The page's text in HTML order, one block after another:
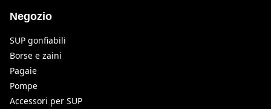
Negozio
SUP gonfiabili
Borse e zaini
Pagaie
Pompe
Accessori per SUP